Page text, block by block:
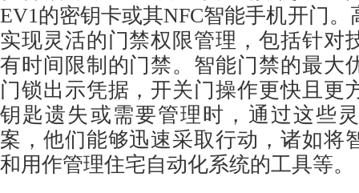
EV1的密钥卡或其NFC智能手机开门
实现灵活的门禁权限管理，包括针对
有时间限制的门禁。智能门禁的最大
门锁出示凭据，开关门操作更快且更
钥匙遗失或需要管理时，通过这些
案，他们能够迅速采取行动，诸如将
和用作管理住宅自动化系统的工具等。